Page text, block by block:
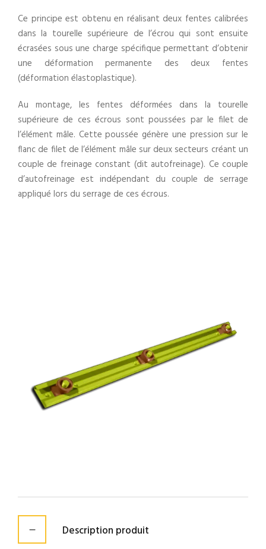
Ce principe est obtenu en réalisant deux fentes calibrées
dans la tourelle supérieure de l’écrou qui sont ensuite
écrasées sous une charge spécifique permettant d’obtenir
une déformation permanente des deux fentes
(déformation élastoplastique).
Au montage, les fentes déformées dans la tourelle
supérieure de ces écrous sont poussées par le filet de
l’élément mâle. Cette poussée génère une pression sur le
flanc de filet de l’élément mâle sur deux secteurs créant un
couple de freinage constant (dit autofreinage). Ce couple
d’autofreinage est indépendant du couple de serrage
appliqué lors du serrage de ces écrous.
Description produit